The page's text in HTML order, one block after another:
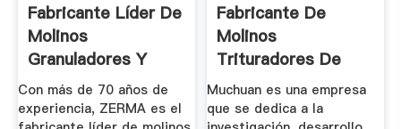
Fabricante Líder De
Molinos
Granuladores Y
Trituradores
Con más de 70 años de
experiencia, ZERMA es el
Fabricante De
Molinos
Trituradores De
Plásticos ...
Muchuan es una empresa
que se dedica a la